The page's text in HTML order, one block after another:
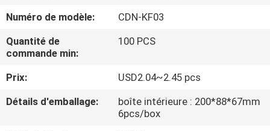
VISITE
L'USINE
Numéro de modèle:
CDN-KF03
Quantité de
commande min:
100 PCS
Prix:
USD2.04~2.45 pcs
Détails d'emballage:
boîte intérieure : 200*88*67mm
6pcs/box